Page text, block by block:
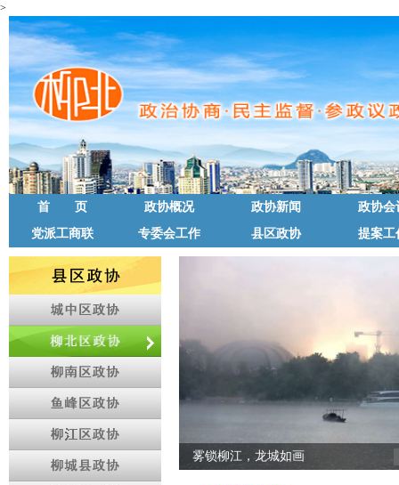
>
首 页 政协概况 政协新闻
政协会
党派工商联
专委会工作 县区政协 提案工
雾锁柳江，龙城如画